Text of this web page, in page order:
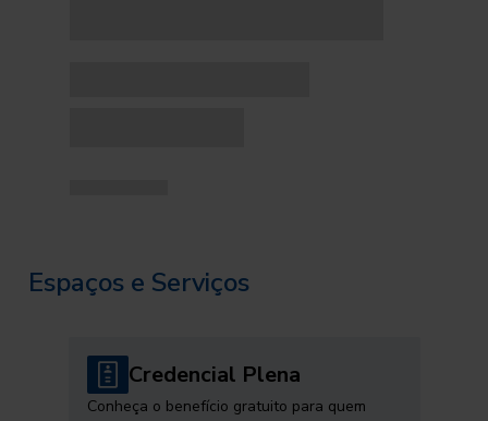
Espaços e Serviços
Credencial Plena
Conheça o benefício gratuito para quem